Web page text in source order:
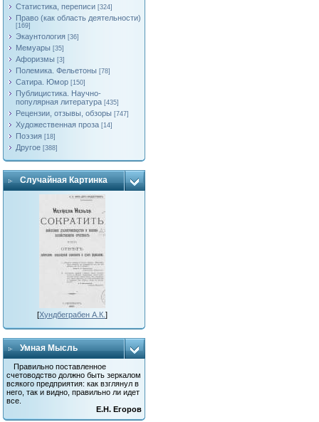
Статистика, переписи [324]
Право (как область деятельности)
[169]
Экаунтология [36]
Мемуары [35]
Афоризмы [3]
Полемика. Фельетоны [78]
Сатира. Юмор [150]
Публицистика. Научно-
популярная литература [435]
Рецензии, отзывы, обзоры [747]
Художественная проза [14]
Поэзия [18]
Другое [388]
Случайная Картинка
[Хундбеграбен А.К.]
Умная Мысль
Правильно поставленное
счетоводство должно быть зеркалом
всякого предприятия: как взглянул в
него, так и видно, правильно ли идет
все.
Е.Н. Егоров